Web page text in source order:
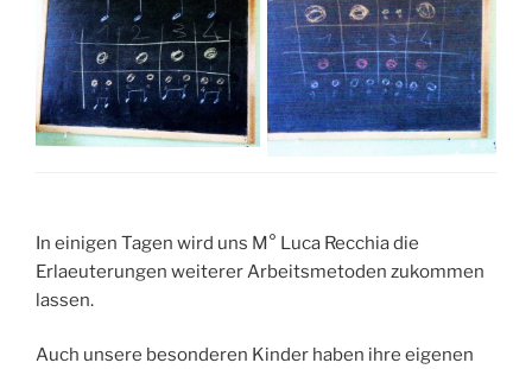
In einigen Tagen wird uns M° Luca Recchia die
Erlaeuterungen weiterer Arbeitsmetoden zukommen
lassen.
Auch unsere besonderen Kinder haben ihre eigenen